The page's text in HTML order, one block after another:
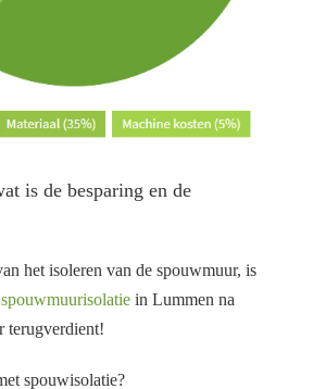
is de besparing en de
het isoleren van de spouwmuur, is
spouwmuurisolatie in Lummen na
terugverdient!
spouwisolatie?